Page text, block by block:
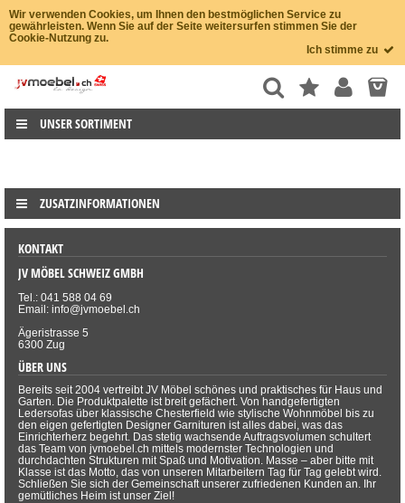
Wir verwenden Cookies, um Ihnen den bestmöglichen Service zu
gewährleisten. Wenn Sie auf der Seite weitersurfen stimmen Sie der
Cookie-Nutzung zu.
Ich stimme zu
UNSER SORTIMENT
ZUSATZINFORMATIONEN
KONTAKT
JV MÖBEL SCHWEIZ GMBH
Tel.: 041 588 04 69
Email: info@jvmoebel.ch
Ägeristrasse 5
6300 Zug
ÜBER UNS
Bereits seit 2004 vertreibt JV Möbel schönes und praktisches für Haus und
Garten. Die Produktpalette ist breit gefächert. Von handgefertigten
Ledersofas über klassische Chesterfield wie stylische Wohnmöbel bis zu
den eigen gefertigten Designer Garnituren ist alles dabei, was das
Einrichterherz begehrt. Das stetig wachsende Auftragsvolumen schultert
das Team von jvmoebel.ch mittels modernster Technologien und
durchdachten Strukturen mit Spaß und Motivation. Masse – aber bitte mit
Klasse ist das Motto, das von unseren Mitarbeitern Tag für Tag gelebt wird.
Schließen Sie sich der Gemeinschaft unserer zufriedenen Kunden an. Ihr
gemütliches Heim ist unser Ziel!